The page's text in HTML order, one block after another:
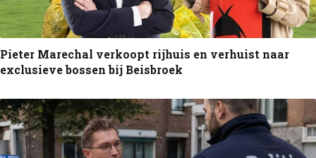
Pieter Marechal verkoopt rijhuis en verhuist naar
exclusieve bossen bij Beisbroek